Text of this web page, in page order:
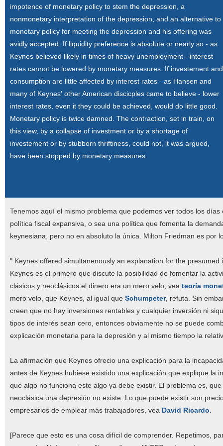
impotence of monetary policy to stem the depression, a
nonmonetary interpretation of the depression, and an alternative to
monetary policy for meeting the depression and his offering was
avidly accepted. If liquidity preference is absolute or nearly so - as
Keynes believed likely in times of heavy unemployment - interest
rates cannot be lowered by monetary measures. If investement and
consumption are little affected by interest rates - as Hansen and
many of Keynes' other American discicples came to believe - lower
interest rates, even it they could be achieved, would do little good.
Monetary policy is twice damned. The contraction, set in train, on
this view, by a collapse of investment or by a shortage of
investement or by stubborn thriftiness, could not, it was argued,
have been stopped by monetary measures.
Tenemos aquí el mismo problema que podemos ver todos los
política fiscal expansiva, o sea una política que fomenta la
keynesiana, pero no en absoluto la única. Milton Friedman es por
" Keynes offered simultanenously an explanation for the
Keynes es el primero que discute la posibilidad de fomentar la
clásicos y neoclásicos el dinero era un mero velo, vea teoría
mero velo, que Keynes, al igual que Schumpeter, refuta. Sin
creen que no hay inversiones rentables y cualquier inversión ni
tipos de interés sean cero, entonces obviamente no se puede
explicación monetaria para la depresión y al mismo tiempo la
La afirmación que Keynes ofrecio una explicación para la
antes de Keynes hubiese existido una explicación que explique
que algo no funciona este algo ya debe existir. El problema es,
neoclásica una depresión no existe. Lo que puede existir son
empresarios de emplear más trabajadores, vea David Ricardo.
[Parece que esto es una cosa difícil de comprender. Repetimos,